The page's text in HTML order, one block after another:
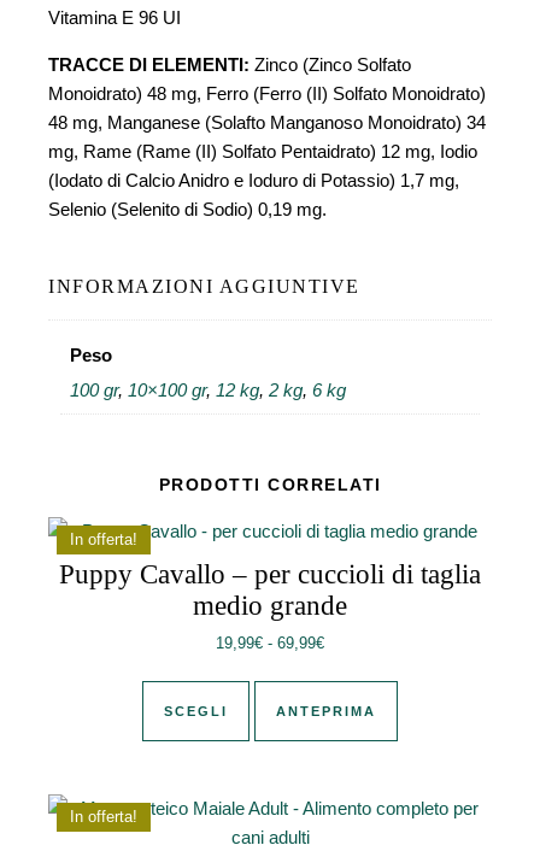
Vitamina E 96 UI
TRACCE DI ELEMENTI: Zinco (Zinco Solfato
Monoidrato) 48 mg, Ferro (Ferro (II) Solfato Monoidrato)
48 mg, Manganese (Solafto Manganoso Monoidrato) 34
mg, Rame (Rame (II) Solfato Pentaidrato) 12 mg, Iodio
(Iodato di Calcio Anidro e Ioduro di Potassio) 1,7 mg,
Selenio (Selenito di Sodio) 0,19 mg.
INFORMAZIONI AGGIUNTIVE
Peso
100 gr, 10×100 gr, 12 kg, 2 kg, 6 kg
PRODOTTI CORRELATI
In offerta!
Puppy Cavallo – per cuccioli di taglia
medio grande
19,99€ - 69,99€Fascia di prezzo: da 19,99€ a
SCEGLI
Questo prodotto ha più varianti. Le
ANTEPRIMA
In offerta!